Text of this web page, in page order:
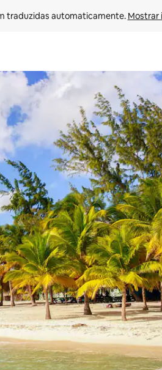
traduzidas automaticamente. Mostrar
para cima e para baixo ou explore